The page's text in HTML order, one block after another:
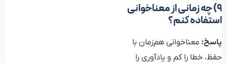
۹) چه زمانی از معناخوانی
استفاده کنم؟
پاسخ: معناخوانی هم‌زمان با
حفظ، خطا را کم و یادآوری را